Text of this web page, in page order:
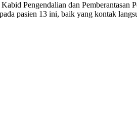
Pengendalian dan Pemberantasan
pasien 13 ini, baik yang kontak